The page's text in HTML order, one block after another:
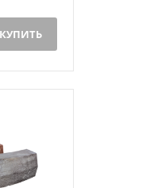
КУПИТЬ